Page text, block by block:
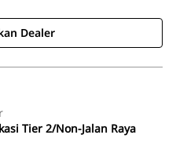
Dealer
Tier 2/Non-Jalan Raya